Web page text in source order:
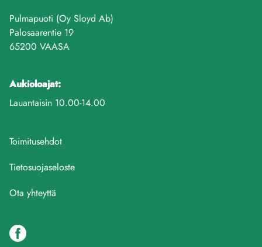
Pulmapuoti (Oy Sloyd Ab)
Palosaarentie 19
65200 VAASA
Aukioloajat:
Lauantaisin 10.00-14.00
Toimitusehdot
Tietosuojaseloste
Ota yhteyttä